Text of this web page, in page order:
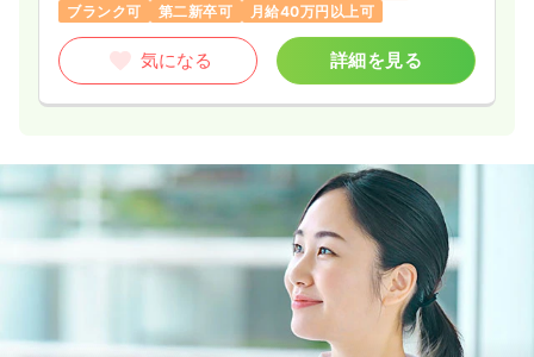
ブランク可
第二新卒可 月給40万円以上可
気になる 詳細を見る